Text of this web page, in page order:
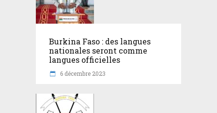
Burkina Faso : des langues
nationales seront comme
langues officielles
6 décembre 2023